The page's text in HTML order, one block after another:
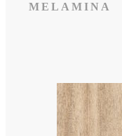
MELAMINA